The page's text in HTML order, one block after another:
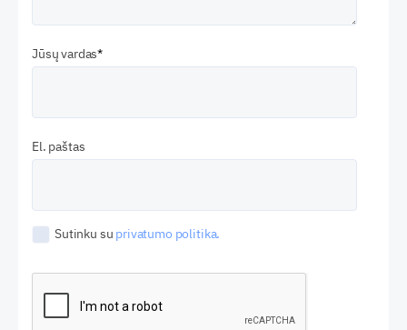
Jūsų vardas
El. paštas
Sutinku su privatumo politika.